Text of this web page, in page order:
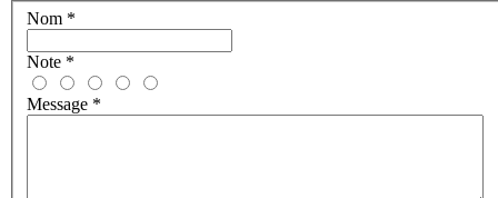
Nom *
Note *
Message *